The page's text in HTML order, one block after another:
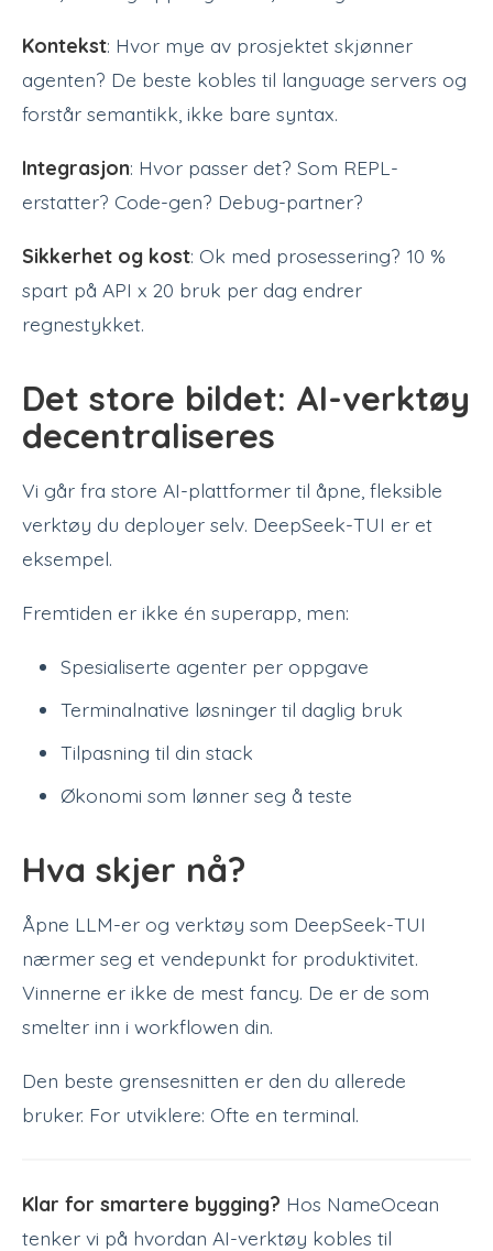
Kontekst: Hvor mye av prosjektet skjønner
agenten? De beste kobles til language servers og
forstår semantikk, ikke bare syntax.
Integrasjon: Hvor passer det? Som REPL-
erstatter? Code-gen? Debug-partner?
Sikkerhet og kost: Ok med prosessering? 10 %
spart på API x 20 bruk per dag endrer
regnestykket.
Det store bildet: AI-verktøy
decentraliseres
Vi går fra store AI-plattformer til åpne, fleksible
verktøy du deployer selv. DeepSeek-TUI er et
eksempel.
Fremtiden er ikke én superapp, men:
Spesialiserte agenter per oppgave
Terminalnative løsninger til daglig bruk
Tilpasning til din stack
Økonomi som lønner seg å teste
Hva skjer nå?
Åpne LLM-er og verktøy som DeepSeek-TUI
nærmer seg et vendepunkt for produktivitet.
Vinnerne er ikke de mest fancy. De er de som
smelter inn i workflowen din.
Den beste grensesnitten er den du allerede
bruker. For utviklere: Ofte en terminal.
Klar for smartere bygging? Hos NameOcean
tenker vi på hvordan AI-verktøy kobles til